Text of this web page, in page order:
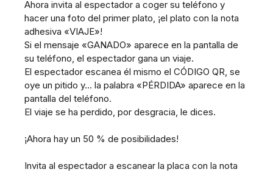
Ahora invita al espectador a coger su teléfono y
hacer una foto del primer plato, ¡el plato con la nota
adhesiva «VIAJE»!
Si el mensaje «GANADO» aparece en la pantalla de
su teléfono, el espectador gana un viaje.
El espectador escanea él mismo el CÓDIGO QR, se
oye un pitido y... la palabra «PÉRDIDA» aparece en la
pantalla del teléfono.
El viaje se ha perdido, por desgracia, le dices.
¡Ahora hay un 50 % de posibilidades!
Invita al espectador a escanear la placa con la nota